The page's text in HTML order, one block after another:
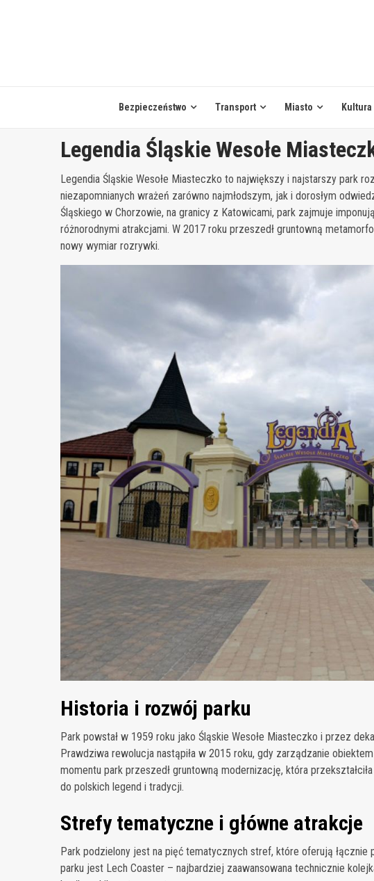
Bezpieczeństwo Transport Miasto
Legendia Śląskie Wesołe
Legendia Śląskie Wesołe Miasteczko to największy i najstarszy park
niezapomnianych wrażeń zarówno najmłodszym, jak i dorosłym
Śląskiego w Chorzowie, na granicy z Katowicami, park zajmuje
różnorodnymi atrakcjami. W 2017 roku przeszedł gruntowną
nowy wymiar rozrywki.
Historia i rozwój parku
Park powstał w 1959 roku jako Śląskie Wesołe Miasteczko i przez
Prawdziwa rewolucja nastąpiła w 2015 roku, gdy zarządzanie
momentu park przeszedł gruntowną modernizację, która
do polskich legend i tradycji.
Strefy tematyczne i główne atrakcje
Park podzielony jest na pięć tematycznych stref, które oferują łącznie
parku jest Lech Coaster – najbardziej zaawansowana technicznie